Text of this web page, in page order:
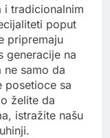
i tradicionalnim
poput
pripremaju
generacije na
ne samo da
posetioce sa
želite da
istražite našu